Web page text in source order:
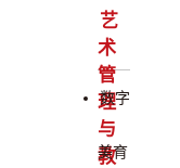
艺
术
管
理
与
教
数字
美育